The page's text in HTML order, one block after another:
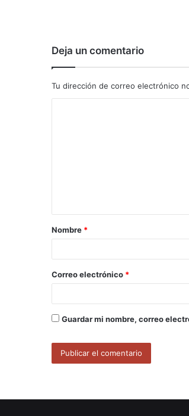
Deja un comentario
Tu dirección de correo electrónico
a
r
*
Nombre *
Correo electrónico *
Guardar mi nombre, correo